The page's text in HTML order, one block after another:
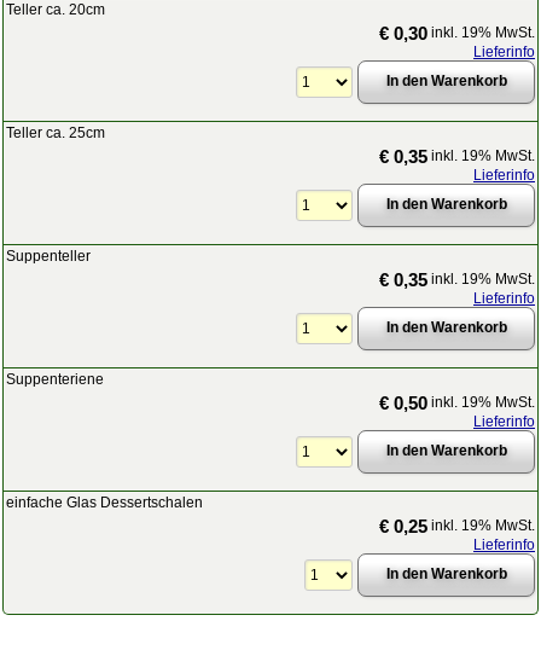
Teller ca. 20cm
€ 0,30 inkl. 19% MwSt.
Lieferinfo
Teller ca. 25cm
€ 0,35 inkl. 19% MwSt.
Lieferinfo
Suppenteller
€ 0,35 inkl. 19% MwSt.
Lieferinfo
Suppenteriene
€ 0,50 inkl. 19% MwSt.
Lieferinfo
einfache Glas Dessertschalen
€ 0,25 inkl. 19% MwSt.
Lieferinfo